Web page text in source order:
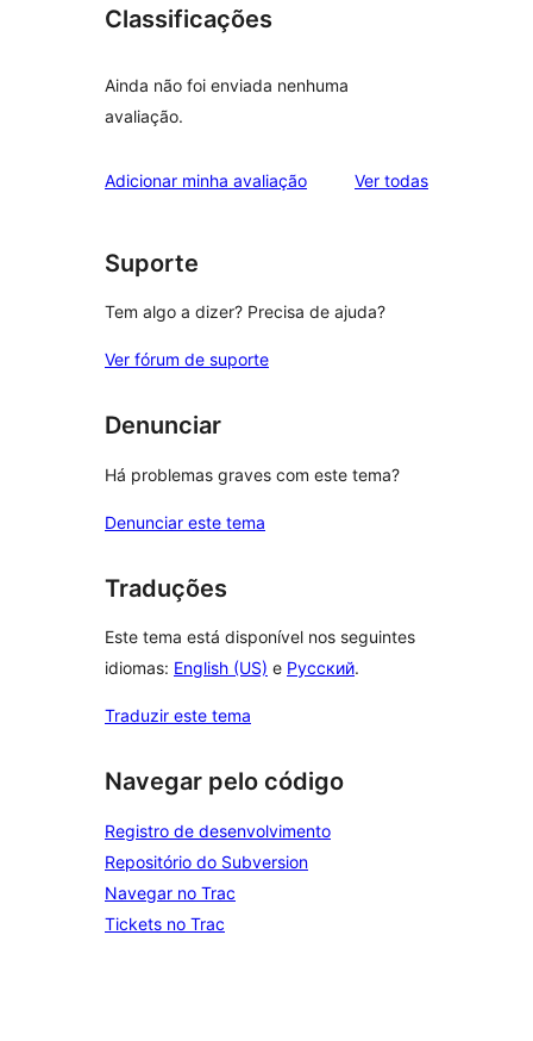
Classificações
Ainda não foi enviada nenhuma
avaliação.
Adicionar minha avaliação Ver todasavaliações
Suporte
Tem algo a dizer? Precisa de ajuda?
Ver fórum de suporte
Denunciar
Há problemas graves com este tema?
Denunciar este tema
Traduções
Este tema está disponível nos seguintes
idiomas: English (US) e Русский.
Traduzir este tema
Navegar pelo código
Registro de desenvolvimento
Repositório do Subversion
Navegar no Trac
Tickets no Trac